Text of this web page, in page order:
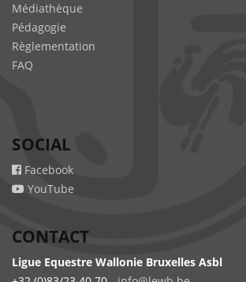
Médiathèque
Pédagogie
Règlementation
FAQ
SOCIAL
Facebook
YouTube
CONTACT
Ligue Equestre Wallonie Bruxelles Asbl